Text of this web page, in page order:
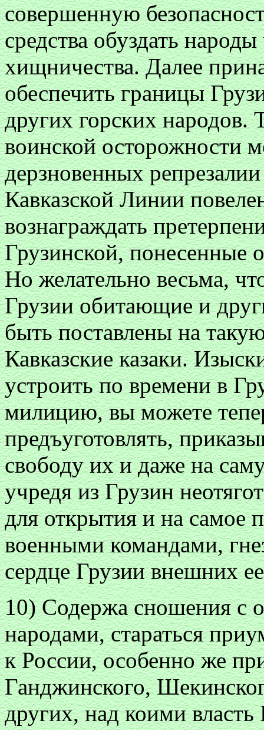
совершенную
средства обуздать
хищничества. Далее
обеспечить границы
других горских народов.
воинской осторожности
дерзновенных
Кавказской Линии
вознаграждать
Грузинской, понесенные
Но желательно весьма,
Грузии обитающие и
быть поставлены на
Кавказские казаки.
устроить по времени в
милицию, вы можете
предъуготовлять,
свободу их и даже на
учредя из Грузин
для открытия и на самое
военными командами,
сердце Грузии внешних
10) Содержа сношения с
народами, стараться
к России, особенно же
Ганджинского,
других, над коими